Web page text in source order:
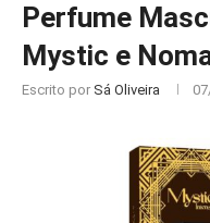
Perfume
Mystic e
Escrito por Sá Oliveira